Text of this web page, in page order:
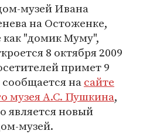
музей Ивана
на Остоженке,
"домик Муму",
8 октября 2009
примет 9
насайте
музея А.С. Пушкина,
является новый
музей.